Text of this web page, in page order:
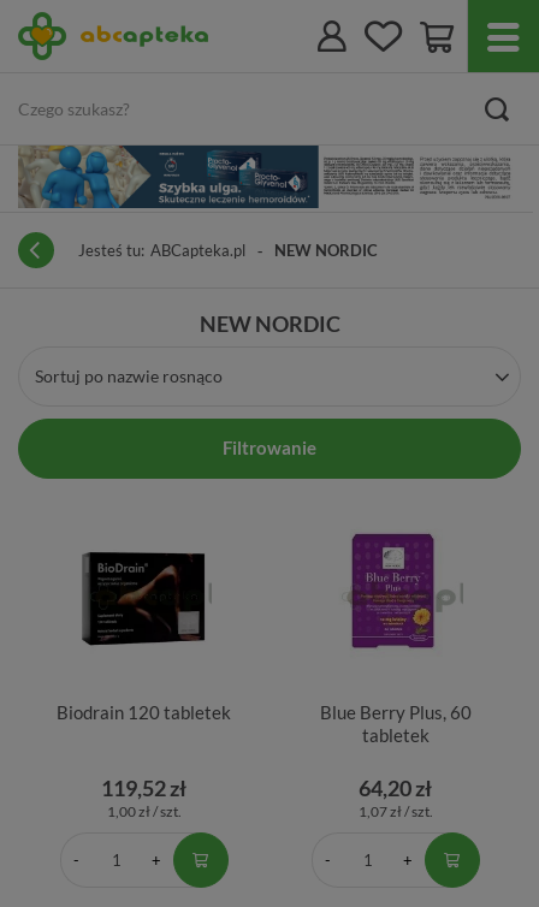
Jesteś tu: ABCapteka.pl NEW NORDIC
NEW NORDIC
Sortuj po nazwie rosnąco
Filtrowanie
Biodrain 120 tabletek
119,52 zł
1,00 zł / szt.
Blue Berry Plus, 60
tabletek
64,20 zł
1,07 zł / szt.